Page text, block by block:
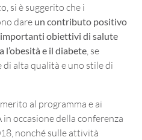
si è suggerito che i
dare un contributo positivo
obiettivi di salute
e il diabete , se
alta qualità e uno stile di
al programma e ai
occasione della conferenza
nonché sulle attività